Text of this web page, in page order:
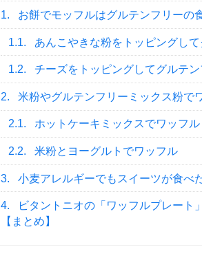
1. お餅でモッフルはグルテンフリーの
1.1. あんこやきな粉をトッピングし
1.2. チーズをトッピングしてグルテ
2. 米粉やグルテンフリーミックス粉で
2.1. ホットケーキミックスでワッフル
2.2. 米粉とヨーグルトでワッフル
3. 小麦アレルギーでもスイーツが食べ
4.
ビタントニオの「ワッフルプレート
【まとめ】